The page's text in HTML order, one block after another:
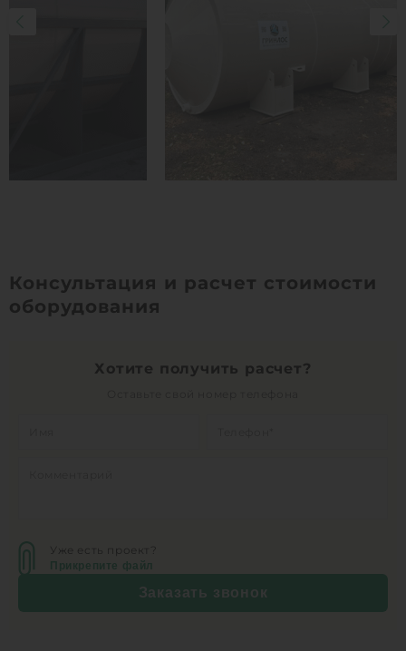
Консультация и расчет стоимости
оборудования
Хотите получить расчет?
Уже есть проект?
Прикрепите файл
Заказать звонок